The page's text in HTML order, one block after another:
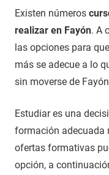
13
de
noviembre
2020
Maria
Cursos
en
Zaragoza
Existen números
realizar en Fayón. A
las opciones para
más se adecue a lo
sin moverse de
Estudiar es una
formación adecuada
ofertas formativas
opción, a